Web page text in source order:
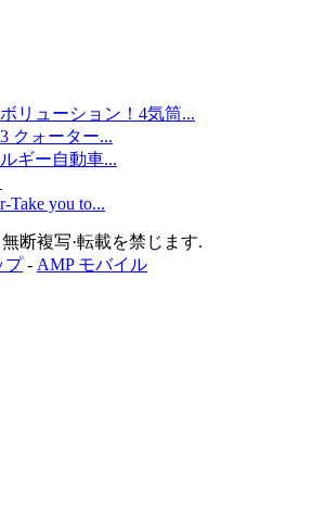
リューション！4気筒...
クォーター...
ギー自動車...
Take you to...
断複写·転載を禁じます.
プ- AMP モバイル